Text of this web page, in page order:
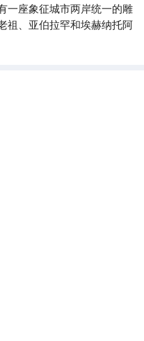
一座象征城市两岸统一的雕
祖、亚伯拉罕和埃赫纳托阿